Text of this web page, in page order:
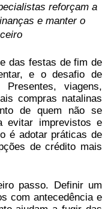
reforçam a
e manter o
das festas de fim de
e o desafio de
viagens,
compras natalinas
de quem não se
evitar imprevistos e
é adotar práticas de
de crédito mais
passo. Definir um
com antecedência e